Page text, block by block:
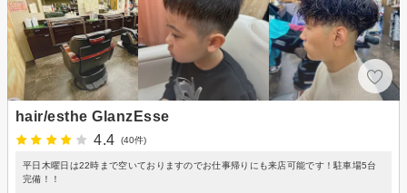
hair/esthe GlanzEsse
4.4
(40件)
平日木曜日は22時まで空いておりますのでお仕事帰りにも来店可能です！駐車場5台
完備！！